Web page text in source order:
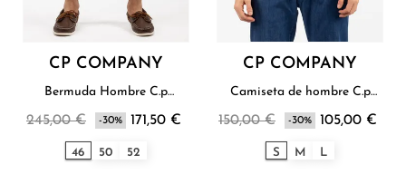
CP COMPANY
Bermuda Hombre C.p
245,00 € -30% 171,50 €
46 50 52
CP COMPANY
Camiseta de hombre C.p
150,00 € -30% 105,00 €
S M L